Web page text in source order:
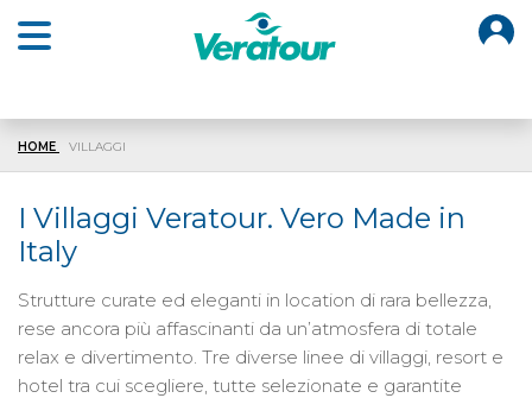
HOME VILLAGGI
I Villaggi Veratour. Vero Made in
Italy
Strutture curate ed eleganti in location di rara bellezza,
rese ancora più affascinanti da un’atmosfera di totale
relax e divertimento. Tre diverse linee di villaggi, resort e
hotel tra cui scegliere, tutte selezionate e garantite